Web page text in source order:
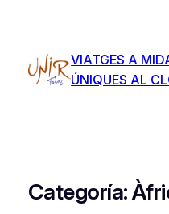
VIATGES A
ÚNIQUES AL
Categoría: